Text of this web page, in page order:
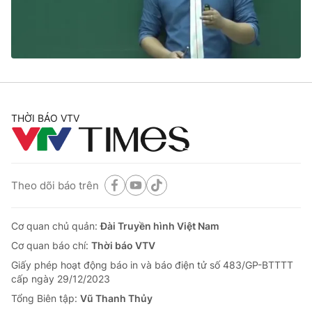
Thị trường
Góc doanh nghiệp
Truyền hình
Phim VTV
Hậu trường
Giải sao mai
Giải trí
Điện ảnh
Âm nhạc
Du lịch
Làm đẹp
Chất lượng cuộc sống
Tuyển sinh
Học trực tuyến
Công nghệ
Hitech Công nghệ tương lai
Sản phẩm
Giao lưu trực tuyến
THỜI BÁO VTV
Theo dõi báo trên
Cơ quan chủ quản:Đài Truyền hình Việt Nam
Cơ quan báo chí: Thời báo VTV
Giấy phép hoạt động báo in và báo điện tử số 483/GP-BTTTT
cấp ngày 29/12/2023
Tổng Biên tập: Vũ Thanh Thủy